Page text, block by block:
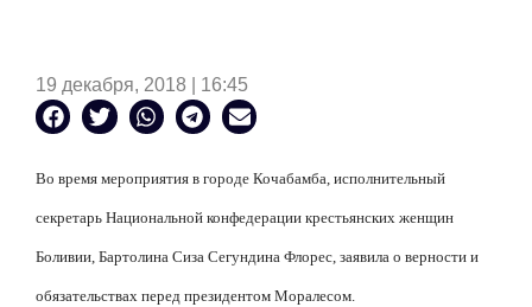
19 декабря, 2018 | 16:45
Во время мероприятия в городе Кочабамба, исполнительный
секретарь Национальной конфедерации крестьянских женщин
Боливии, Бартолина Сиза Сегундина Флорес, заявила о верности и
обязательствах перед президентом Моралесом.